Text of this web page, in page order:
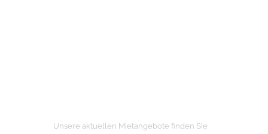
Unsere aktuellen Mietangebote finden Sie